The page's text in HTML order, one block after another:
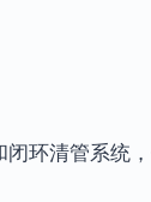
闭环清管系统